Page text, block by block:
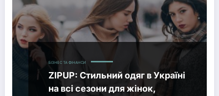
БІЗНЕС ТА ФІНАНСИ
ZIPUP: Стильний одяг в Україні
на всі сезони для жінок,